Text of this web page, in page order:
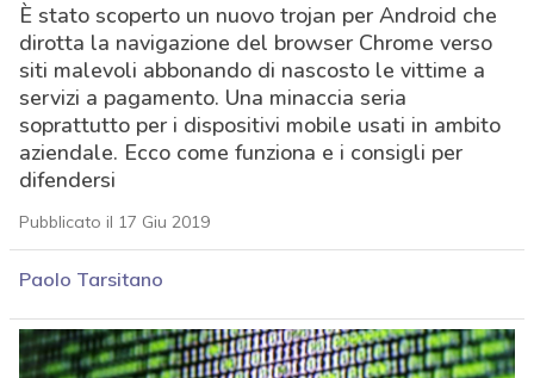
È stato scoperto un nuovo trojan per Android che
dirotta la navigazione del browser Chrome verso
siti malevoli abbonando di nascosto le vittime a
servizi a pagamento. Una minaccia seria
soprattutto per i dispositivi mobile usati in ambito
aziendale. Ecco come funziona e i consigli per
difendersi
Pubblicato il 17 Giu 2019
Paolo Tarsitano